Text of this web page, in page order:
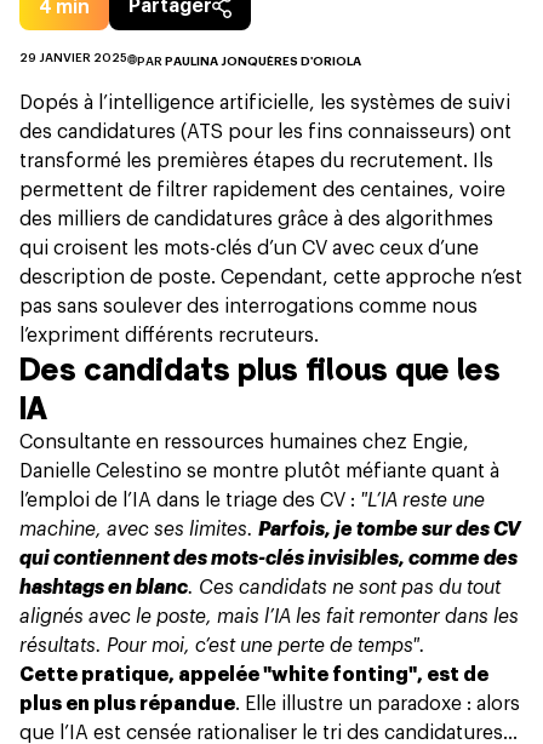
4 min Partager
29 JANVIER 2025 PAR PAULINA JONQUÈRES D'ORIOLA
Dopés à l’intelligence artificielle, les systèmes de suivi
des candidatures (ATS pour les fins connaisseurs) ont
transformé les premières étapes du recrutement. Ils
permettent de filtrer rapidement des centaines, voire
des milliers de candidatures grâce à des algorithmes
qui croisent les mots-clés d’un CV avec ceux d’une
description de poste. Cependant, cette approche n’est
pas sans soulever des interrogations comme nous
l’expriment différents recruteurs.
Des candidats plus filous que les
IA
Consultante en ressources humaines chez Engie,
Danielle Celestino se montre plutôt méfiante quant à
l’emploi de l’IA dans le triage des CV : "L’IA reste une
machine, avec ses limites. Parfois, je tombe sur des CV
qui contiennent des mots-clés invisibles, comme des
hashtags en blanc. Ces candidats ne sont pas du tout
alignés avec le poste, mais l’IA les fait remonter dans les
résultats. Pour moi, c’est une perte de temps".
Cette pratique, appelée "white fonting", est de
plus en plus répandue. Elle illustre un paradoxe : alors
que l’IA est censée rationaliser le tri des candidatures…